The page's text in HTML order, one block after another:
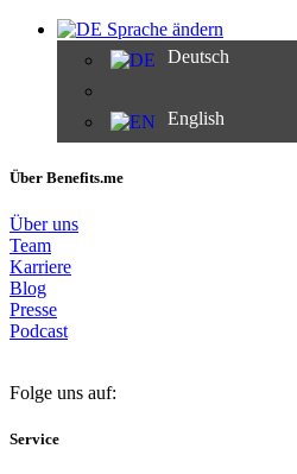
Sprache ändern
Deutsch
English
Über Benefits.me
Über uns
Team
Karriere
Blog
Presse
Podcast
Folge uns auf:
Service